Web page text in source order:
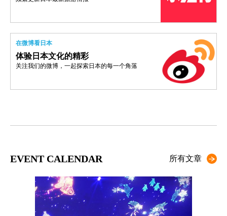
在微博看日本
体验日本文化的精彩
关注我们的微博，一起探索日本的每一个角落
EVENT CALENDAR 所有文章